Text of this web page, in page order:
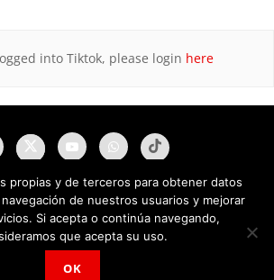
into Tiktok, please login here
A Tiempo Universales © 2025
propias y de terceros para obtener datos
de nuestros usuarios y mejorar
Si acepta o continúa navegando,
que acepta su uso.
OK